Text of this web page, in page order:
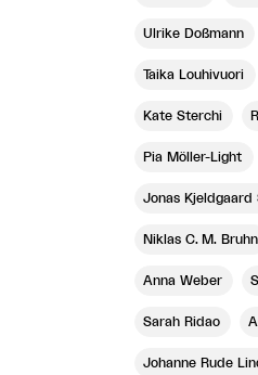
Ulrike Doßmann
Taika Louhivuori
Kate Sterchi
Pia Möller-Light
Jonas Kjeldgaard
Niklas C. M. Bruhn
Anna Weber
Sarah Ridao
Johanne Rude